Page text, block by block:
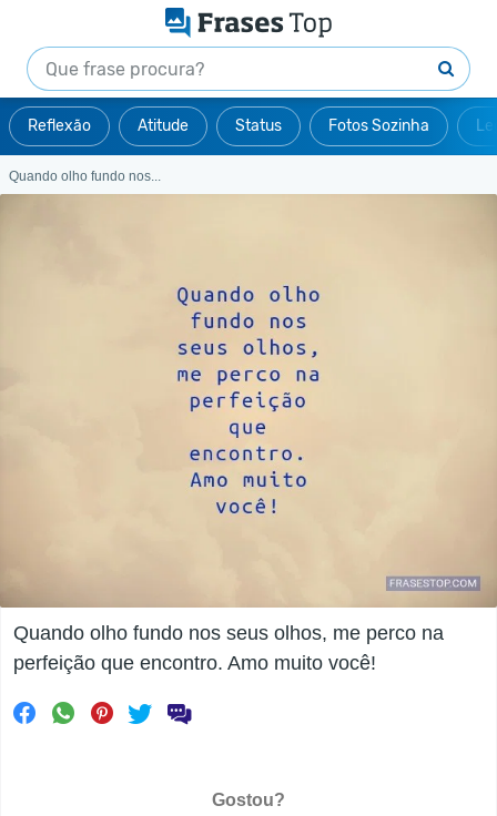
Reflexão Atitude Status Fotos Sozinha
Quando olho fundo nos...
Quando olho fundo nos seus olhos, me perco na
perfeição que encontro. Amo muito você!
Gostou?